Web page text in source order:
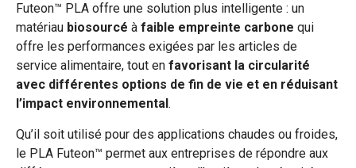
Futeon™ PLA offre une solution plus intelligente : un
matériau biosourcé à faible empreinte carbone qui
offre les performances exigées par les articles de
service alimentaire, tout en favorisant la circularité
avec différentes options de fin de vie et en réduisant
l’impact environnemental.
Qu’il soit utilisé pour des applications chaudes ou froides,
le PLA Futeon™ permet aux entreprises de répondre aux